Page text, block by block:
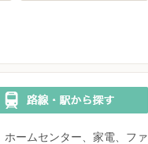
ームセンター、家電、ファ